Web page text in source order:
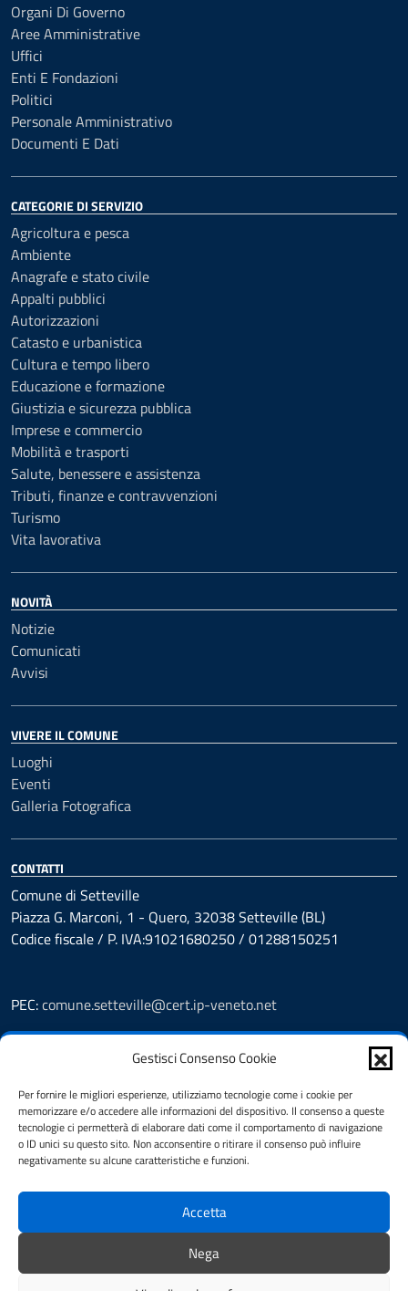
Gestisci Consenso Cookie
Per fornire le migliori esperienze, utilizziamo tecnologie come i cookie per
memorizzare e/o accedere alle informazioni del dispositivo. Il consenso a queste
tecnologie ci permetterà di elaborare dati come il comportamento di navigazione
o ID unici su questo sito. Non acconsentire o ritirare il consenso può influire
negativamente su alcune caratteristiche e funzioni.
Accetta
Nega
Organi Di Governo
Aree Amministrative
Uffici
Enti E Fondazioni
Politici
Personale Amministrativo
Documenti E Dati
CATEGORIE DI SERVIZIO
Agricoltura e pesca
Ambiente
Anagrafe e stato civile
Appalti pubblici
Autorizzazioni
Catasto e urbanistica
Cultura e tempo libero
Educazione e formazione
Giustizia e sicurezza pubblica
Imprese e commercio
Mobilità e trasporti
Salute, benessere e assistenza
Tributi, finanze e contravvenzioni
Turismo
Vita lavorativa
NOVITÀ
Notizie
Comunicati
Avvisi
VIVERE IL COMUNE
Luoghi
Eventi
Galleria Fotografica
CONTATTI
Comune di Setteville
Piazza G. Marconi, 1 - Quero, 32038 Setteville (BL)
Codice fiscale / P. IVA:91021680250 / 01288150251
PEC:comune.setteville@cert.ip-veneto.net
Leggi le FAQ
Segnalazione disservizio
Richiesta assistenza
Feedback
Amministrazione Trasparente
Albo Pretorio
Informativa privacy
Dichiarazione di accessibilità